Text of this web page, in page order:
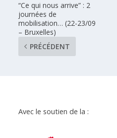
“Ce qui nous arrive” : 2
journées de
mobilisation… (22-23/09
– Bruxelles)
PRÉCÉDENT
Avec le soutien de la :